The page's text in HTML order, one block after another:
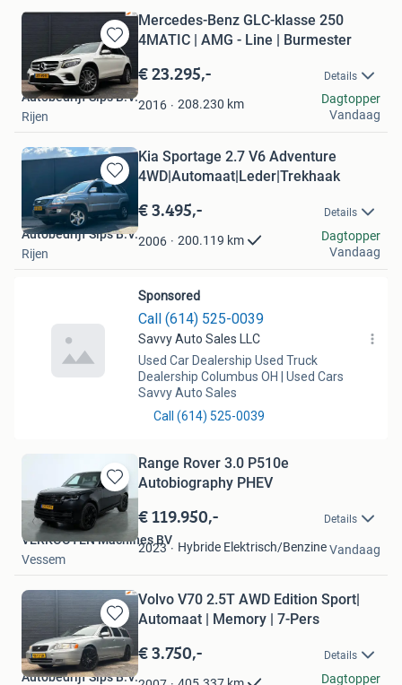
Bewaren
in
Mijn
Favorieten
Mercedes-Benz GLC-klasse 250
4MATIC | AMG - Line | Burmester
€ 23.295,- Details
2016 208.230 km
Autobedrijf Sips B.V.
Rijen
Dagtopper
Vandaag
Bewaren
in
Mijn
Favorieten
Kia Sportage 2.7 V6 Adventure
4WD|Automaat|Leder|Trekhaak
€ 3.495,- Details
2006 200.119 km
Autobedrijf Sips B.V.
Rijen
Dagtopper
Vandaag
Bewaren
in
Mijn
Favorieten
Range Rover 3.0 P510e
Autobiography PHEV
€ 119.950,- Details
2023 Hybride Elektrisch/Benzine
VERKOOYEN Machines BV
Vessem
Vandaag
Bewaren
in
Mijn
Favorieten
Volvo V70 2.5T AWD Edition Sport|
Automaat | Memory | 7-Pers
€ 3.750,- Details
Autobedrijf Sips B.V.
Dagtopper